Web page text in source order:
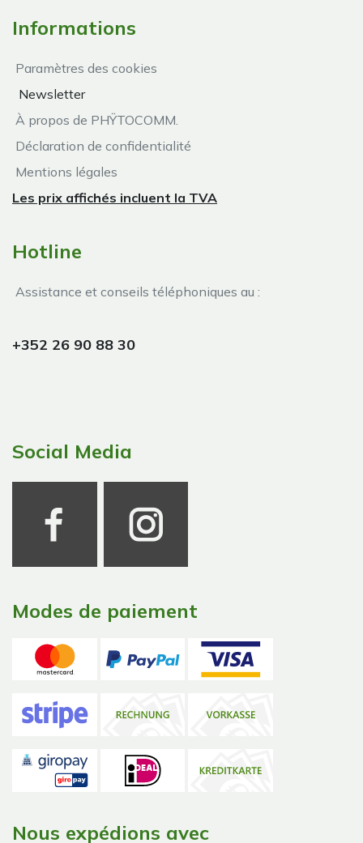
Informations
Paramètres des cookies
Newsletter
À propos de PHŸTOCOMM.
Déclaration de confidentialité
Mentions légales
Les prix affichés incluent la TVA
Hotline
Assistance et conseils téléphoniques au :
+352 26 90 88 30
Social Media
Modes de paiement
Nous expédions avec